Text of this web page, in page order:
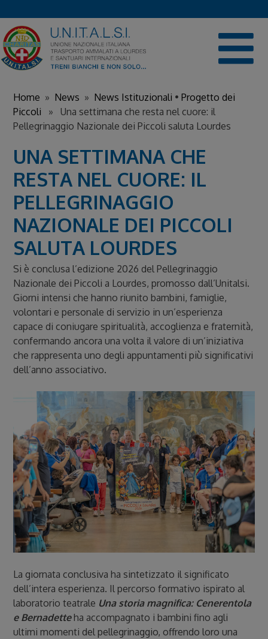
to
content
Home » News » News Istituzionali •Progetto dei
Piccoli » Una settimana che resta nel cuore: il
Pellegrinaggio Nazionale dei Piccoli saluta Lourdes
UNA SETTIMANA CHE
RESTA NEL CUORE: IL
PELLEGRINAGGIO
NAZIONALE DEI PICCOLI
SALUTA LOURDES
Si è conclusa l’edizione 2026 del Pellegrinaggio
Nazionale dei Piccoli a Lourdes, promosso dall’Unitalsi.
Giorni intensi che hanno riunito bambini, famiglie,
volontari e personale di servizio in un’esperienza
capace di coniugare spiritualità, accoglienza e fraternità,
confermando ancora una volta il valore di un’iniziativa
che rappresenta uno degli appuntamenti più significativi
dell’anno associativo.
La giornata conclusiva ha sintetizzato il significato
dell’intera esperienza. Il percorso formativo ispirato al
laboratorio teatrale Una storia magnifica: Cenerentola
e Bernadette ha accompagnato i bambini fino agli
ultimi momenti del pellegrinaggio, offrendo loro una